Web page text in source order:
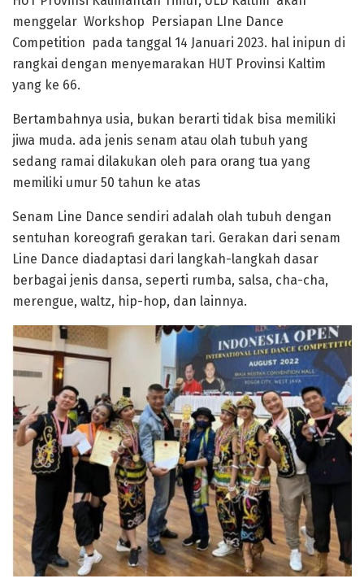
menggelar Workshop Persiapan LIne Dance
Competition pada tanggal 14 Januari 2023. hal inipun di
rangkai dengan menyemarakan HUT Provinsi Kaltim
yang ke 66.
Bertambahnya usia, bukan berarti tidak bisa memiliki
jiwa muda. ada jenis senam atau olah tubuh yang
sedang ramai dilakukan oleh para orang tua yang
memiliki umur 50 tahun ke atas
Senam Line Dance sendiri adalah olah tubuh dengan
sentuhan koreografi gerakan tari. Gerakan dari senam
Line Dance diadaptasi dari langkah-langkah dasar
berbagai jenis dansa, seperti rumba, salsa, cha-cha,
merengue, waltz, hip-hop, dan lainnya.